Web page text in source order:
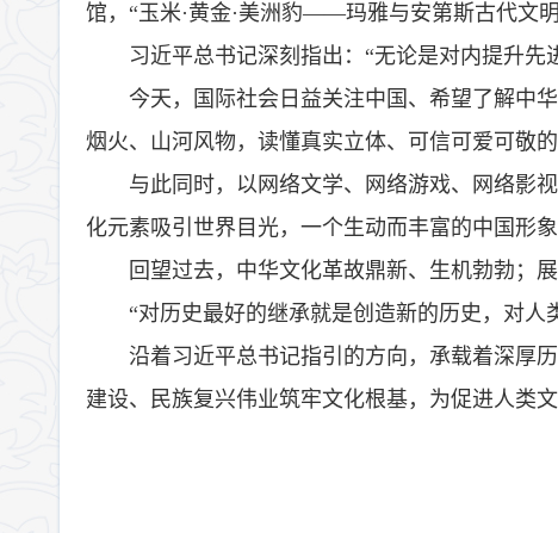
馆，“玉米·黄金·美洲豹——玛雅与安第斯古代文
习近平总书记深刻指出：“无论是对内提升
今天，国际社会日益关注中国、希望了解中
烟火、山河风物，读懂真实立体、可信可爱可敬的
与此同时，以网络文学、网络游戏、网络影
化元素吸引世界目光，一个生动而丰富的中国形
回望过去，中华文化革故鼎新、生机勃勃；
“对历史最好的继承就是创造新的历史，对
沿着习近平总书记指引的方向，承载着深厚
建设、民族复兴伟业筑牢文化根基，为促进人类